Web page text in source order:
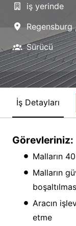
iş yerinde
Regensburg
Sürücü
İş Detayları
Görevleriniz:
Malların
Malların
Aracın
etme